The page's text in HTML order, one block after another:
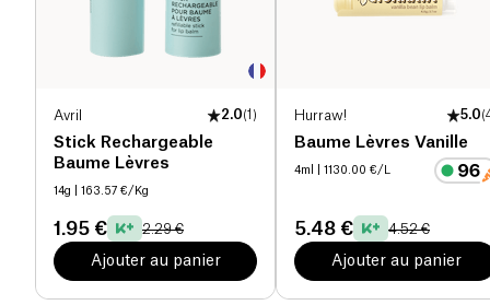
Avril 2.0(1 )
Stick Rechargeable
Baume Lèvres
14g | 163.57 €/Kg
1.95 € 2.29 €
Ajouter au panier
Hurraw! 5.0(
Baume Lèvres Vanille
4ml | 1130.00 €/L
5.48 € 4.52 €
Ajouter au panier